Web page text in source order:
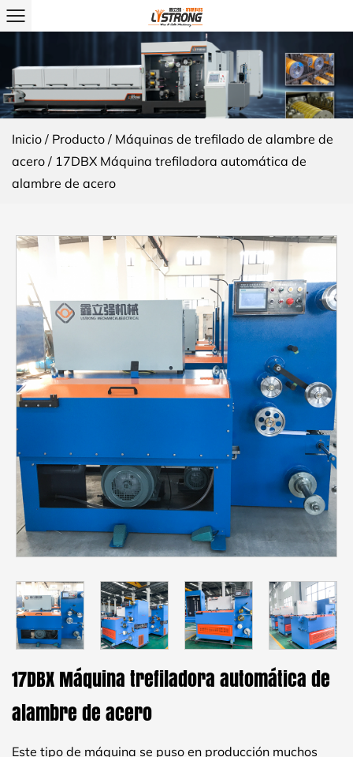
Inicio / Producto / Máquinas de trefilado de alambre de
acero / 17DBX Máquina trefiladora automática de
alambre de acero
17DBX Máquina trefiladora automática de
alambre de acero
Este tipo de máquina se puso en producción muchos